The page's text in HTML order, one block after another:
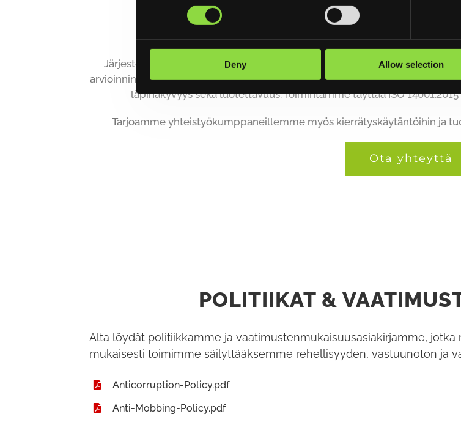
Deny Allow selection
raaka-aineiden uudelleenkäytön välivaiheet ovat kaikkien
Järjestelmällinen keräysmenetelmämme mahdollistaa nopean noudon
arvioinnin. Ympäristölakien mukaisesti toimiminen heijastaa arvojamme,
läpinäkyvyys sekä luotettavuus. Toimintamme täyttää ISO
Tarjoamme yhteistyökumppaneillemme myös kierrätyskäytäntöihin ja
Ota yhteyttä
POLITIIKAT &
Alta löydät politiikkamme ja vaatimustenmukaisuusasiakirjamme,
mukaisesti toimimme säilyttääksemme rehellisyyden, vastuunoton ja
Anticorruption-Policy.pdf
Anti-Mobbing-Policy.pdf